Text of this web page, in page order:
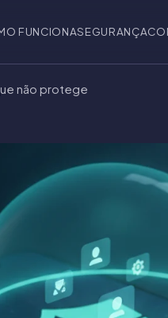
FUNCIONASEGURANÇA
não protege